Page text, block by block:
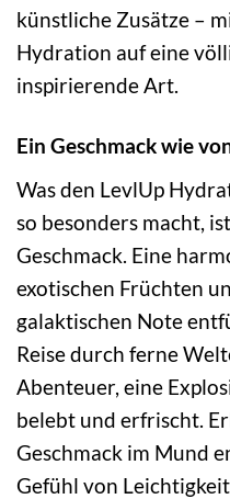
künstliche Zusätze –
Hydration auf eine
inspirierende Art.
Ein Geschmack wie
Was den LevlUp
so besonders macht,
Geschmack. Eine
exotischen Früchten
galaktischen Note
Reise durch ferne
Abenteuer, eine
belebt und erfrischt.
Geschmack im Mund
Gefühl von